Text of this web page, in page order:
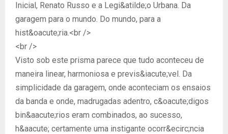
Inicial, Renato Russo e a Legi&atilde;o Urbana. Da
garagem para o mundo. Do mundo, para a
hist&oacute;ria.<br />
<br />
Visto sob este prisma parece que tudo aconteceu de
maneira linear, harmoniosa e previs&iacute;vel. Da
simplicidade da garagem, onde aconteciam os ensaios
da banda e onde, madrugadas adentro, c&oacute;digos
bin&aacute;rios eram combinados, ao sucesso,
h&aacute; certamente uma instigante ocorr&ecirc;ncia